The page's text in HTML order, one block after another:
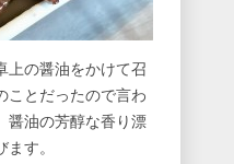
上の醤油をかけて召
ことだったので言わ
醤油の芳醇な香り漂
す。